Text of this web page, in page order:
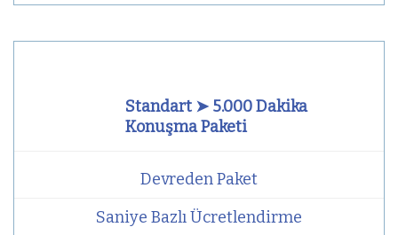
Standart ➤ 5.000 Dakika
Konuşma Paketi
Devreden Paket
Saniye Bazlı Ücretlendirme